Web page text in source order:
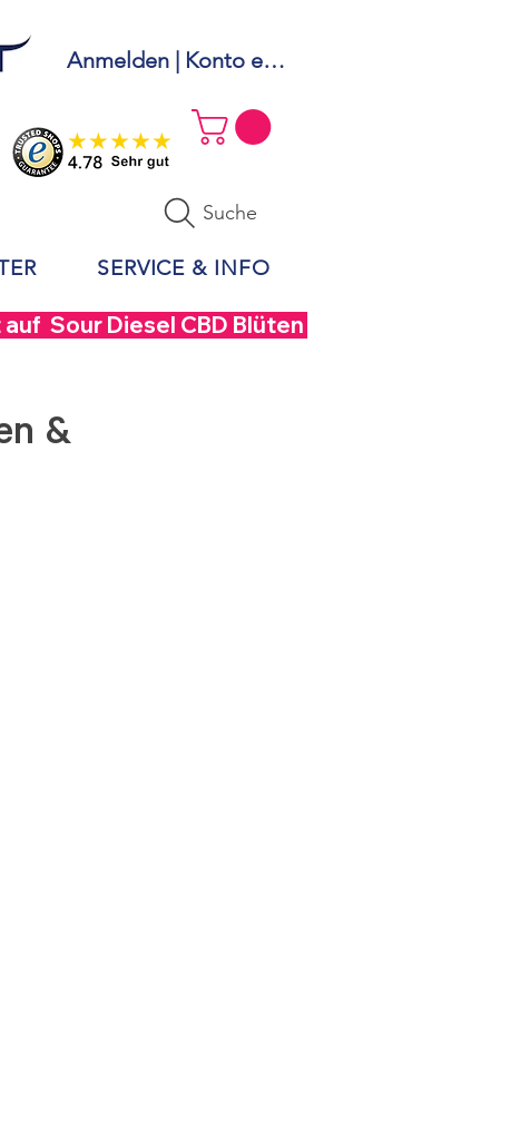
Anmelden | Konto erstellen
Suche
SERVICE & INFO
Sour Diesel CBD Blüten - Code
&